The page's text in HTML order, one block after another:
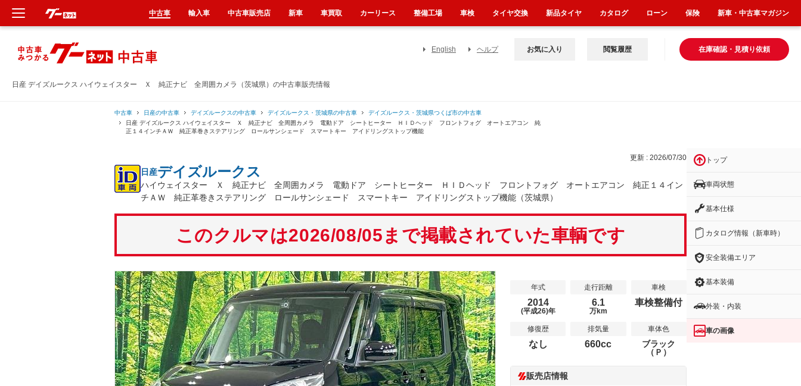
日産 デイズルークス ハイウェイスター Ｘ 純正ナビ 全周囲カメラ（茨城県）の中古車販売情報
English ヘルプ 在庫確認・見積り依頼
お気に入り 閲覧履歴
中古車 日産の中古車 デイズルークスの中古車 デイズルークス・茨城県の中古車
デイズルークス・茨城県つくば市の中古車
日産 デイズルークス ハイウェイスター Ｘ 純正ナビ 全周囲カメラ 電動ドア シートヒーター ＨＩＤヘッド フロントフォグ オートエアコン 純
正１４インチＡＷ 純正革巻きステアリング ロールサンシェード スマートキー アイドリングストップ機能
更新 : 2026/07/30
日産デイズルークス
ハイウェイスター Ｘ 純正ナビ 全周囲カメラ 電動ドア シートヒーター ＨＩＤヘッド フロントフォグ オートエアコン 純正１４イン
チＡＷ 純正革巻きステアリング ロールサンシェード スマートキー アイドリングストップ機能（茨城県）
このクルマは2026/08/05まで掲載されていた車輌です
年式
2014
(平成26)年
走行距離
6.1
万km
車検
車検整備付
修復歴
なし
排気量
660cc
車体色
ブラック
（Ｐ）
販売店情報
トップ
車両状態
基本仕様
カタログ情報（新車時）
安全装備エリア
基本装備
外装・内装
車の画像
中古車 輸入車 中古車販売店 新車 車買取 カーリース 整備工場 車検 タイヤ交換 新品タイヤ カタログ ローン 保険 新車・中古車マガジン
新車
中古車